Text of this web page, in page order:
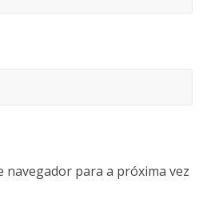
navegador para a próxima vez